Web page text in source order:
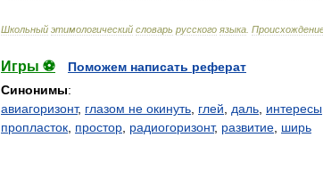
Школьный этимологический словарь русского языка
Игры ⚽
Поможем написать реферат
Синонимы:
авиагоризонт, глазом не окинуть глей даль интересы
пропласток простор радиогоризонт, развитие ширь